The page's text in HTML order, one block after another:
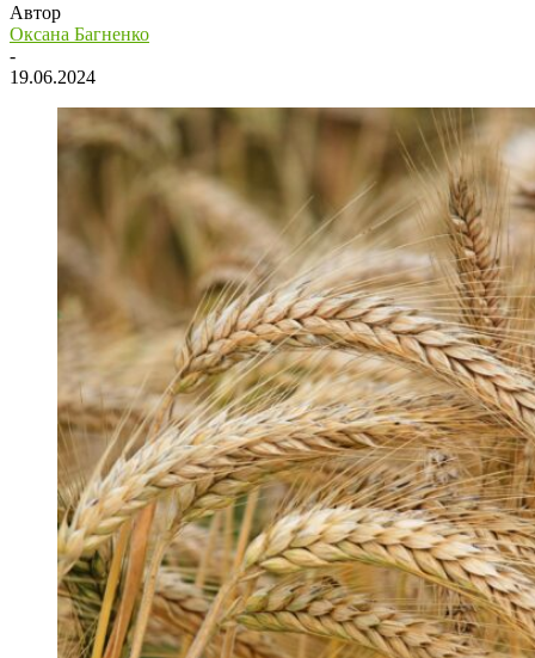
Автор
Оксана Багненко
-
19.06.2024